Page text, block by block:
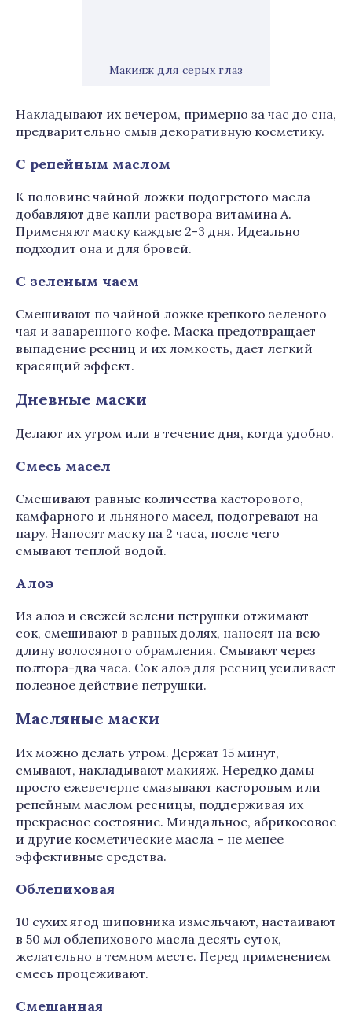
Макияж для серых глаз
Накладывают их вечером, примерно за час до сна,
предварительно смыв декоративную косметику.
С репейным маслом
К половине чайной ложки подогретого масла
добавляют две капли раствора витамина А.
Применяют маску каждые 2-3 дня. Идеально
подходит она и для бровей.
С зеленым чаем
Смешивают по чайной ложке крепкого зеленого
чая и заваренного кофе. Маска предотвращает
выпадение ресниц и их ломкость, дает легкий
красящий эффект.
Дневные маски
Делают их утром или в течение дня, когда удобно.
Смесь масел
Смешивают равные количества касторового,
камфарного и льняного масел, подогревают на
пару. Наносят маску на 2 часа, после чего
смывают теплой водой.
Алоэ
Из алоэ и свежей зелени петрушки отжимают
сок, смешивают в равных долях, наносят на всю
длину волосяного обрамления. Смывают через
полтора-два часа. Сок алоэ для ресниц усиливает
полезное действие петрушки.
Масляные маски
Их можно делать утром. Держат 15 минут,
смывают, накладывают макияж. Нередко дамы
просто ежевечерне смазывают касторовым или
репейным маслом ресницы, поддерживая их
прекрасное состояние. Миндальное, абрикосовое
и другие косметические масла – не менее
эффективные средства.
Облепиховая
10 сухих ягод шиповника измельчают, настаивают
в 50 мл облепихового масла десять суток,
желательно в темном месте. Перед применением
смесь процеживают.
Смешанная